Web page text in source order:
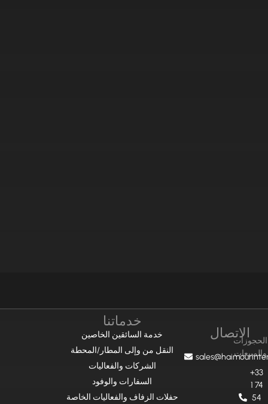
الاتصالالحجوزات
والمبيعات
+33
1 74
54
خدماتنا
خدمة السائقين الخاصين
النقل من وإلى المطار/المحطة
الشركات والفعاليات
السفارات والوفود
حفلات الزفاف والفعاليات الخاصة